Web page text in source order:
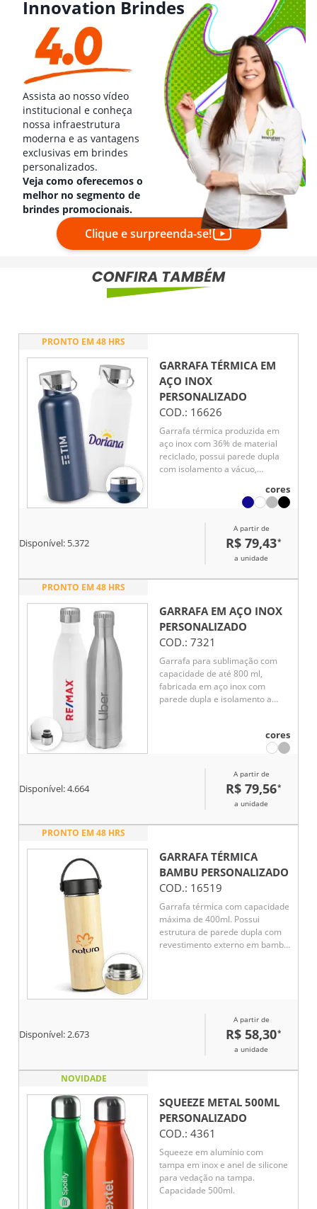
Innovation Brindes
Assista ao nosso vídeo
institucional e conheça
nossa infraestrutura
moderna e as vantagens
exclusivas em brindes
personalizados.
Veja como oferecemos o
melhor no segmento de
brindes promocionais.
Clique e surpreenda-se!
PRONTO EM 48 HRS
GARRAFA TÉRMICA EM
AÇO INOX
PERSONALIZADO
COD.: 16626
Garrafa térmica produzida em
aço inox com 36% de material
reciclado, possui parede dupla
com isolamento a vácuo,
temperatura das bebidas por
mais tempo. Conta com tampa
em inox, unindo praticidade e
sofisticação. Capacidade de até
cores
Disponível: 5.372
A partir de
R$ 79,43*
a unidade
PRONTO EM 48 HRS
GARRAFA EM AÇO INOX
PERSONALIZADO
COD.: 7321
Garrafa para sublimação com
capacidade de até 800 ml,
fabricada em aço inox com
parede dupla e isolamento a
temperatura por mais tempo.
cores
Disponível:4.664
A partir de
R$ 79,56*
a unidade
PRONTO EM 48 HRS
GARRAFA TÉRMICA
BAMBU PERSONALIZADO
COD.: 16519
Garrafa térmica com capacidade
máxima de 400ml. Possui
estrutura de parede dupla com
revestimento externo em bambu
Disponível:2.673
A partir de
R$ 58,30*
a unidade
NOVIDADE
SQUEEZE METAL 500ML
PERSONALIZADO
COD.: 4361
Squeeze em alumínio com
tampa em inox e anel de silicone
para vedação na tampa.
Capacidade 500ml.